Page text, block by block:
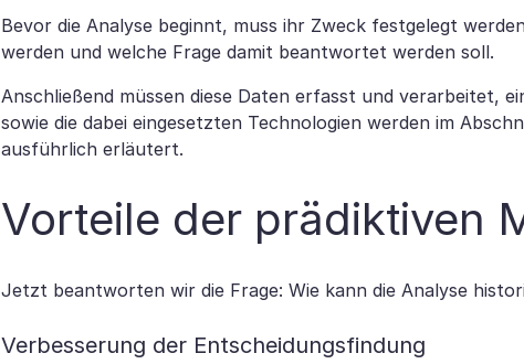
Bevor die Analyse beginnt, muss ihr Zweck festgelegt
werden und welche Frage damit beantwortet werden soll.
Anschließend müssen diese Daten erfasst und verarbeitet,
sowie die dabei eingesetzten Technologien werden im
ausführlich erläutert.
Vorteile der prädiktiven
Jetzt beantworten wir die Frage: Wie kann die Analyse
Verbesserung der Entscheidungsfindung